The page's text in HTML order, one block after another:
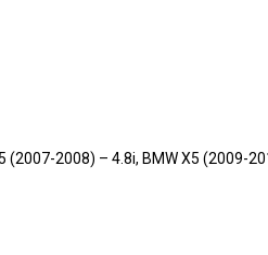
(2007-2008) – 4.8i, BMW X5 (2009-